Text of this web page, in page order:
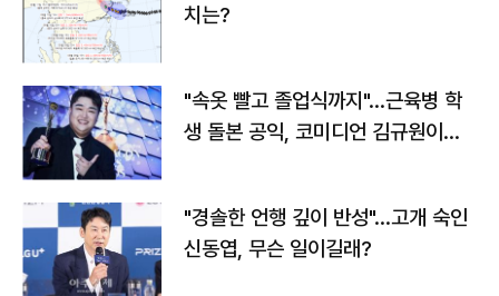
치는?
"속옷 빨고 졸업식까지"…근육병 학
생 돌본 공익, 코미디언 김규원이었
"경솔한 언행 깊이 반성"…고개 숙인
신동엽, 무슨 일이길래?